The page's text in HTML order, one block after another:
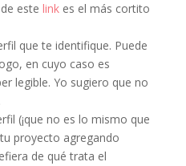
este linkes el más cortito
que te identifique. Puede
en cuyo caso es
legible. Yo sugiero que no
(¡que no es lo mismo que
proyecto agregando
de qué trata el